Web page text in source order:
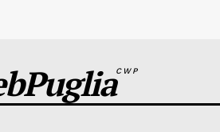
CWP